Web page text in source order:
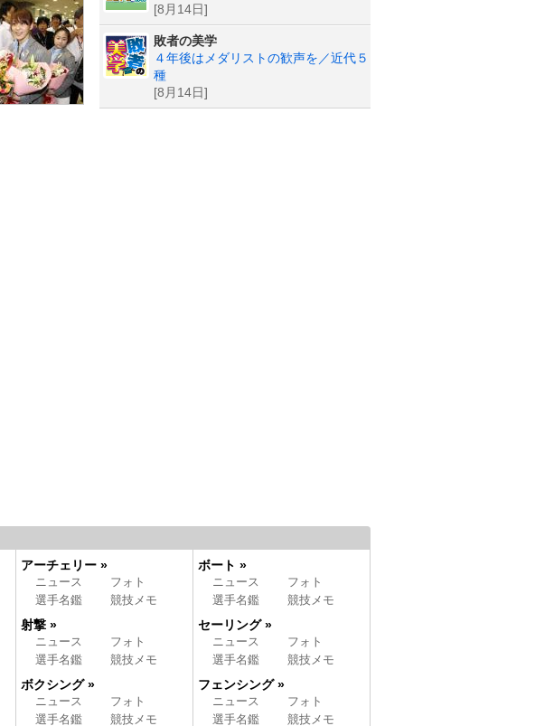
[8月14日]
敗者の美学
４年後はメダリストの歓声を／近代５
種
[8月14日]
アーチェリー »
ニュース
フォト
選手名鑑
競技メモ
射撃 »
ニュース
フォト
選手名鑑
競技メモ
ボクシング »
ニュース
フォト
選手名鑑
競技メモ
ボート »
ニュース
フォト
選手名鑑
競技メモ
セーリング »
ニュース
フォト
選手名鑑
競技メモ
フェンシング »
ニュース
フォト
選手名鑑
競技メモ